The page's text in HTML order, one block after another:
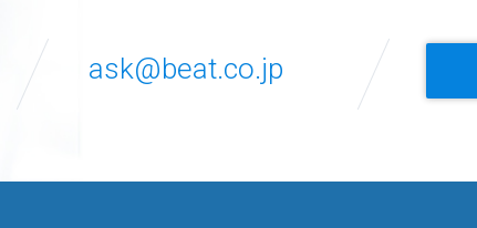
ask@beat.co.jp